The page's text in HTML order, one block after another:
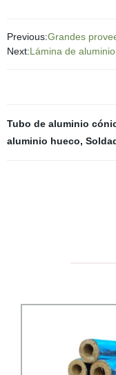
Previous:Grandes
Next:Lámina de
Tubo de aluminio
aluminio hueco,